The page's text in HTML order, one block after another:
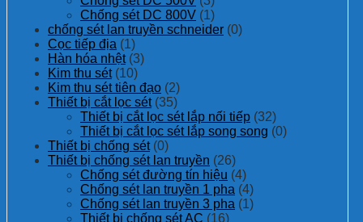
Chống sét DC 800V (1)
chống sét lan truyền schneider (0)
Cọc tiếp địa (1)
Hàn hóa nhệt (3)
Kim thu sét (10)
Kim thu sét tiên đạo (2)
Thiết bị cắt lọc sét (35)
Thiết bị cắt lọc sét lắp nối tiếp (32)
Thiết bị cắt lọc sét lắp song song (0)
Thiết bị chống sét (0)
Thiết bị chống sét lan truyền (26)
Chống sét đường tín hiệu (4)
Chống sét lan truyền 1 pha (4)
Chống sét lan truyền 3 pha (1)
Thiết bị chống sét AC (16)